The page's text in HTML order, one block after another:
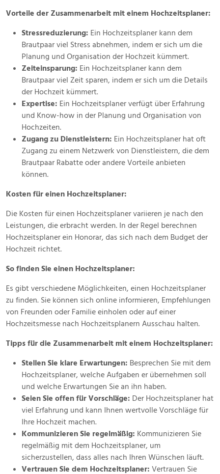
Vorteile der Zusammenarbeit mit einem Hochzeitsplaner:
Stressreduzierung: Ein Hochzeitsplaner kann dem
Brautpaar viel Stress abnehmen, indem er sich um die
Planung und Organisation der Hochzeit kümmert.
Zeiteinsparung: Ein Hochzeitsplaner kann dem
Brautpaar viel Zeit sparen, indem er sich um die Details
der Hochzeit kümmert.
Expertise: Ein Hochzeitsplaner verfügt über Erfahrung
und Know-how in der Planung und Organisation von
Hochzeiten.
Zugang zu Dienstleistern: Ein Hochzeitsplaner hat oft
Zugang zu einem Netzwerk von Dienstleistern, die dem
Brautpaar Rabatte oder andere Vorteile anbieten
können.
Kosten für einen Hochzeitsplaner:
Die Kosten für einen Hochzeitsplaner variieren je nach den
Leistungen, die erbracht werden. In der Regel berechnen
Hochzeitsplaner ein Honorar, das sich nach dem Budget der
Hochzeit richtet.
So finden Sie einen Hochzeitsplaner:
Es gibt verschiedene Möglichkeiten, einen Hochzeitsplaner
zu finden. Sie können sich online informieren, Empfehlungen
von Freunden oder Familie einholen oder auf einer
Hochzeitsmesse nach Hochzeitsplanern Ausschau halten.
Tipps für die Zusammenarbeit mit einem Hochzeitsplaner:
Stellen Sie klare Erwartungen: Besprechen Sie mit dem
Hochzeitsplaner, welche Aufgaben er übernehmen soll
und welche Erwartungen Sie an ihn haben.
Seien Sie offen für Vorschläge: Der Hochzeitsplaner hat
viel Erfahrung und kann Ihnen wertvolle Vorschläge für
Ihre Hochzeit machen.
Kommunizieren Sie regelmäßig: Kommunizieren Sie
regelmäßig mit dem Hochzeitsplaner, um
sicherzustellen, dass alles nach Ihren Wünschen läuft.
Vertrauen Sie dem Hochzeitsplaner: Vertrauen Sie